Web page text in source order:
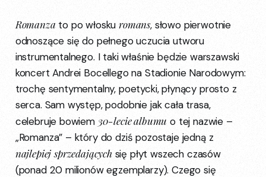
Romanza to po włoskuromans, słowo pierwotnie
odnoszące się do pełnego uczucia utworu
instrumentalnego. I taki właśnie będzie warszawski
koncert Andrei Bocellego na Stadionie Narodowym:
trochę sentymentalny, poetycki, płynący prosto z
serca. Sam występ, podobnie jak cała trasa,
celebruje bowiem 30-lecie albumu o tej nazwie –
„Romanza” – który do dziś pozostaje jedną z
najlepiej sprzedającychsię płyt wszech czasów
(ponad 20 milionów egzemplarzy). Czego się